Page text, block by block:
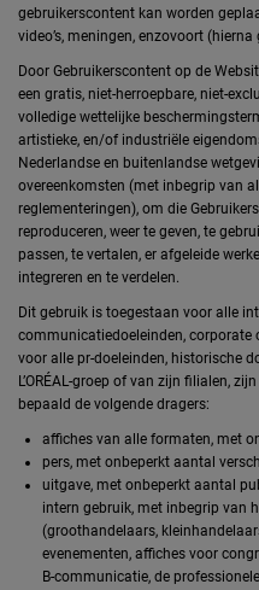
gebruikerscontent kan worden
video’s, meningen, enzovoort (hierna
Door Gebruikerscontent op de
een gratis, niet-herroepbare, niet-
volledige wettelijke
artistieke, en/of industriële
Nederlandse en buitenlandse
overeenkomsten (met inbegrip van
reglementeringen), om die
reproduceren, weer te geven, te
passen, te vertalen, er afgeleide
integreren en te verdelen.
Dit gebruik is toegestaan voor alle
communicatiedoeleinden, corporate
voor alle pr-doeleinden, historische
L’ORÉAL-groep of van zijn filialen,
bepaald de volgende dragers:
affiches van alle formaten, met
pers, met onbeperkt aantal
uitgave, met onbeperkt aantal
intern gebruik, met inbegrip van
(groothandelaars,
evenementen, affiches voor
B-communicatie, de